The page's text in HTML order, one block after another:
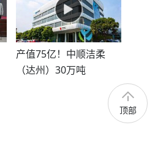
产值75亿！中顺洁柔
（达州）30万吨
顶部